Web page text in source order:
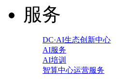
服务
DC·AI生态创新中心
AI服务
AI培训
智算中心运营服务